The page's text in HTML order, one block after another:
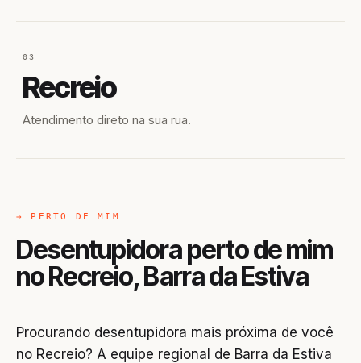
03
Recreio
Atendimento direto na sua rua.
→ PERTO DE MIM
Desentupidora perto de mim
no Recreio, Barra da Estiva
Procurando desentupidora mais próxima de você
no Recreio? A equipe regional de Barra da Estiva